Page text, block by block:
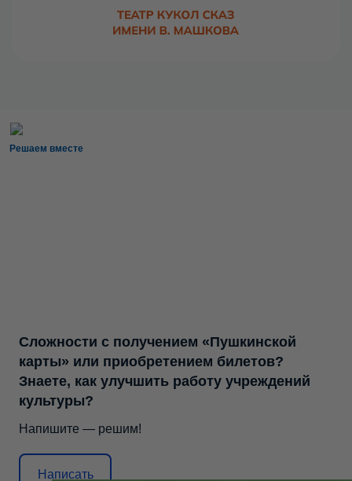
Решаем вместе
Сложности с получением «Пушкинской
карты» или приобретением билетов?
Знаете, как улучшить работу учреждений
культуры?
Напишите — решим!
Написать